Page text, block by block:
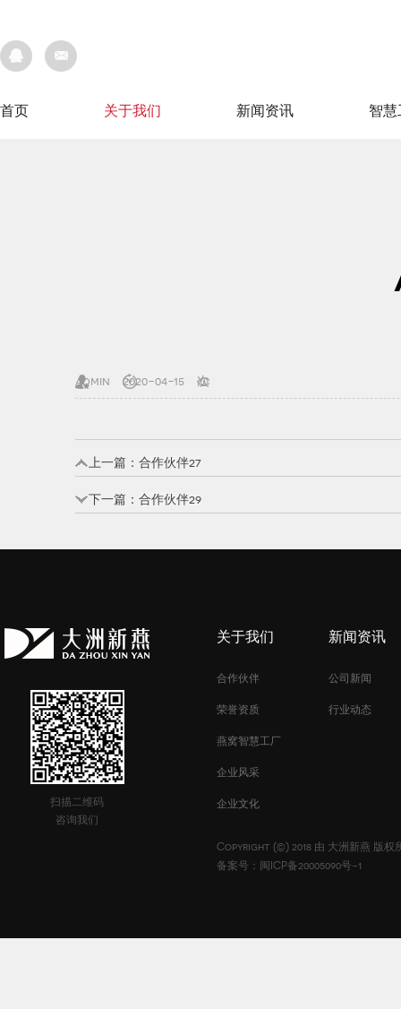
首页 关于我们 新闻资讯 智
admin 2020-04-15 次
上一篇： 合作伙伴27
下一篇： 合作伙伴29
扫描二维码
咨询我们
关于我们
合作伙伴
荣誉资质
燕窝智慧工厂
企业风采
企业文化
新闻资讯
公司新闻
行业动态
Copyright (©) 2018 由 大洲新燕 版权
备案号：闽ICP备20005090号-1